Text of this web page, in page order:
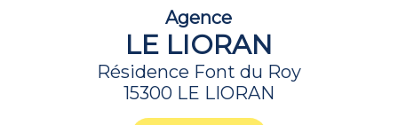
Agence
LE LIORAN
Résidence Font du Roy
15300 LE LIORAN